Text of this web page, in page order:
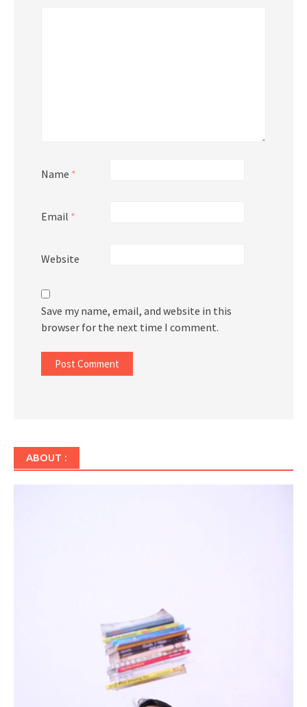
Name *
Email *
Website
Save my name, email, and website in this
browser for the next time I comment.
ABOUT :